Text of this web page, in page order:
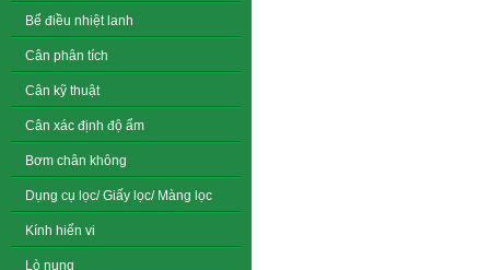
Bể điều nhiệt lanh
Cân phân tích
Cân kỹ thuật
Cân xác định độ ẩm
Bơm chân không
Dụng cụ lọc/ Giấy lọc/ Màng lọc
Kính hiển vi
Lò nung